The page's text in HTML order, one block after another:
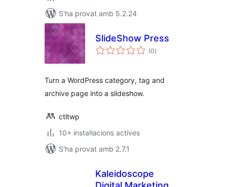
S'ha provat amb 5.2.24
SlideShow Press
(0puntuacions
totals
)
Turn a WordPress category, tag and
archive page into a slideshow.
ctltwp
10+ instal·lacions actives
S'ha provat amb 2.7.1
Kaleidoscope